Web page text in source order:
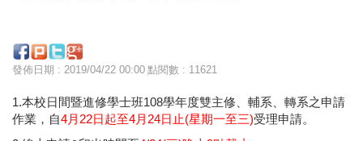
發佈日期 : 2019/04/22 00:00 點閱數 : 11621
1.本校日間暨進修學士班108學年度雙主修、輔系、轉系之申請
作業，自4月22日起至4月24日止(星期一至三)受理申請。